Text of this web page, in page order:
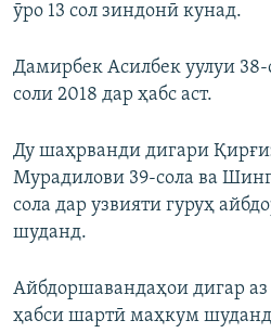
ӯро 13 сол зиндонӣ кунад.
Дамирбек Асилбек уулуи 38-
соли 2018 дар ҳабс аст.
Ду шаҳрванди дигари
Мурадилови 39-сола ва
сола дар узвияти гуруҳ
шуданд.
Айбдоршавандаҳои дигар аз
ҳабси шартӣ маҳкум